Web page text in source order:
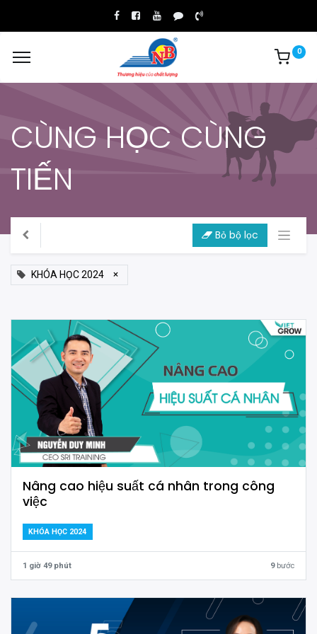
0
CÙNG HỌC CÙNG
TIẾN
Bỏ bộ lọc
KHÓA HỌC 2024 ×
Nâng cao hiệu suất cá nhân trong công
việc
KHÓA HỌC 2024
1 giờ 49 phút 9bước